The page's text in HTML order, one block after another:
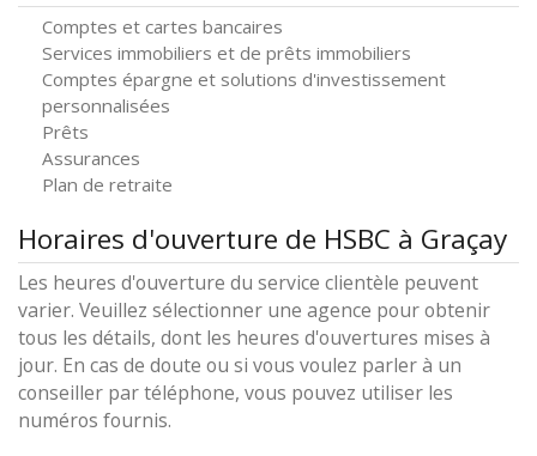
Comptes et cartes bancaires
Services immobiliers et de prêts immobiliers
Comptes épargne et solutions d'investissement
personnalisées
Prêts
Assurances
Plan de retraite
Horaires d'ouverture de HSBC à Graçay
Les heures d'ouverture du service clientèle peuvent
varier. Veuillez sélectionner une agence pour obtenir
tous les détails, dont les heures d'ouvertures mises à
jour. En cas de doute ou si vous voulez parler à un
conseiller par téléphone, vous pouvez utiliser les
numéros fournis.